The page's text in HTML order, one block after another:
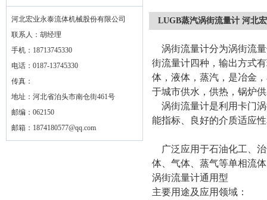
河北宏业永泰流体机械股份有限公司
联系人：胡经理
手机：18713745330
电话：0187-13745330
传真：
地址：河北省泊头市南仓街461号
邮编：062150
邮箱： 1874180577@qq.com
LUGB蒸汽涡街流量计 河北
涡街流量计分为涡街流
街流量计四种，输出方式
体，液体，蒸汽，是冶金
于城市供水，供热，锅炉
涡街流量计是利用卡门
能指标、良好的介质适应
广泛应用于石油化工、
体、气体、蒸气等单相流
涡街流量计通用型
主要用途及应用领域：